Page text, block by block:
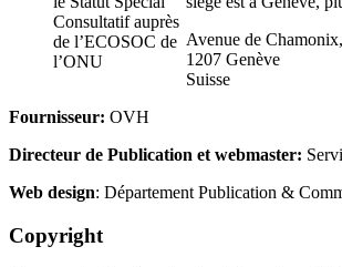
Consultatif auprès
de l’ECOSOC de
l’ONU
Avenue de
1207 Genève
Suisse
Fournisseur: OVH
Directeur de Publication et webmaster:
Web design: Département Publication &
Copyright